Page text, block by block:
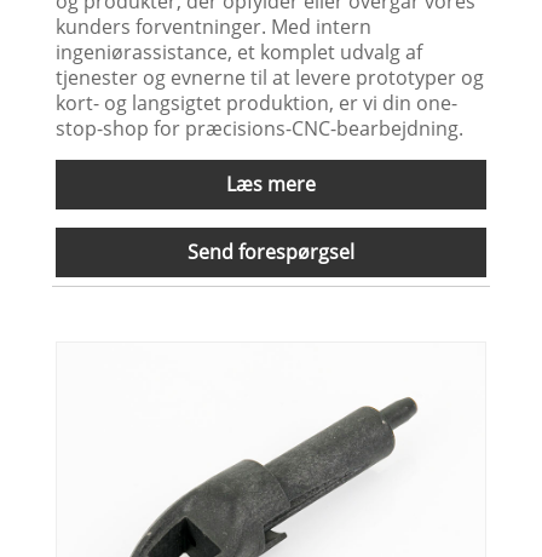
kunders forventninger. Med intern
ingeniørassistance, et komplet udvalg af
tjenester og evnerne til at levere prototyper og
kort- og langsigtet produktion, er vi din one-
stop-shop for præcisions-CNC-bearbejdning.
Læs mere
Send forespørgsel